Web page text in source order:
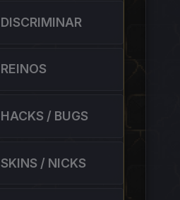
DISCRIMINAR
REINOS
HACKS / BUGS
SKINS / NICKS